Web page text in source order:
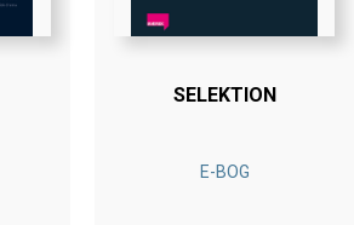
SELEKTION
E-BOG